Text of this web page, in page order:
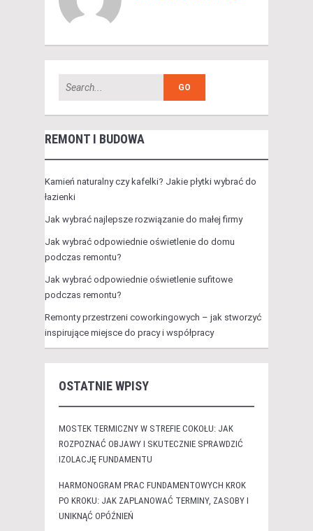
REMONT I BUDOWA
Kamień naturalny czy kafelki? Jakie płytki wybrać do
łazienki
Jak wybrać najlepsze rozwiązanie do małej firmy
Jak wybrać odpowiednie oświetlenie do domu
podczas remontu?
Jak wybrać odpowiednie oświetlenie sufitowe
podczas remontu?
Remonty przestrzeni coworkingowych – jak stworzyć
inspirujące miejsce do pracy i współpracy
OSTATNIE WPISY
MOSTEK TERMICZNY W STREFIE COKOŁU: JAK
ROZPOZNAĆ OBJAWY I SKUTECZNIE SPRAWDZIĆ
IZOLACJĘ FUNDAMENTU
HARMONOGRAM PRAC FUNDAMENTOWYCH KROK
PO KROKU: JAK ZAPLANOWAĆ TERMINY, ZASOBY I
UNIKNĄĆ OPÓŹNIEŃ